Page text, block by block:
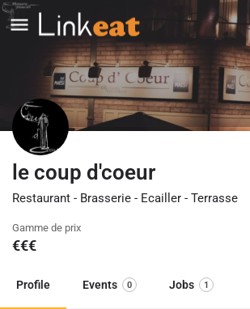
le coup d'coeur
Restaurant - Brasserie - Ecailler - Terrasse
Gamme de prix
€€€
Profile Events 0 Jobs 1